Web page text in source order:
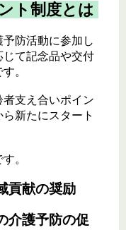
ト制度とは
防活動に参加し
て記念品や交付
。
支え合いポイン
新たにスタート
。
貢献の奨励
介護予防の促